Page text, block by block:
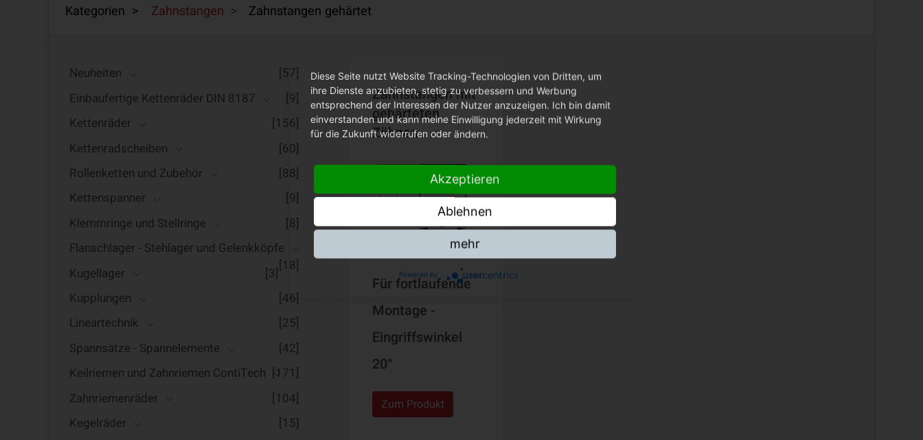
Kategorien > Zahnstangen > Zahnstangen gehärtet
Zahnstangen mit
gehärteten
Zähnen
Für fortlaufende
Montage -
Eingriffswinkel
20°
Zum Produkt
Neuheiten
[57]
Einbaufertige Kettenräder DIN 8187
[9]
Kettenräder
[156]
Kettenradscheiben
[60]
Rollenketten und Zubehör
[88]
Kettenspanner
[9]
Klemmringe und Stellringe
[8]
Flanschlager - Stehlager und Gelenkköpfe
[18]
Kugellager
[3]
Kupplungen
[46]
Lineartechnik
[25]
Spannsätze - Spannelemente
[42]
Keilriemen und Zahnriemen ContiTech [171]
Zahnriemenräder
[104]
Kegelräder
[15]
Diese Seite nutzt Website Tracking-Technologien von Dritten, um
ihre Dienste anzubieten, stetig zu verbessern und Werbung
entsprechend der Interessen der Nutzer anzuzeigen. Ich bin damit
einverstanden und kann meine Einwilligung jederzeit mit Wirkung
für die Zukunft widerrufen oder ändern.
Akzeptieren
Ablehnen
mehr
Powered by